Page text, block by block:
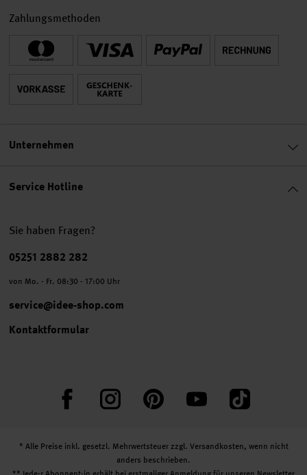
Service Hotline
Sie haben Fragen?
Telefonnummer
05251 2882 282
von Mo. - Fr. 08:30 - 17:00 Uhr
service@idee-shop.com
Kontaktformular
FacebookInstagram PinterestYouTube TikTok
Zahlungsmethoden
Unternehmen
* Alle Preise inkl. gesetzl. Mehrwertsteuer zzgl. Versandkosten, wenn nicht
anders beschrieben.